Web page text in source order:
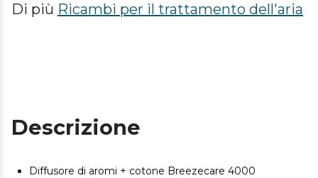
Di più Ricambi per il trattamento dell'aria
Descrizione
Diffusore di aromi + cotone Breezecare 4000